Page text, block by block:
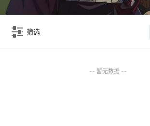
筛选
-- 暂无数据 --